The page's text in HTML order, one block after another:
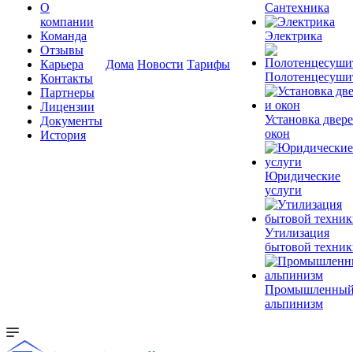
О
компании
Команда
Отзывы
Карьера
Контакты
Партнеры
Лицензии
Документы
История
Дома Новости Тарифы
Сантехника
Электрика
Установка
окон
Юридические
услуги
Утилизация
бытовой
альпинизм